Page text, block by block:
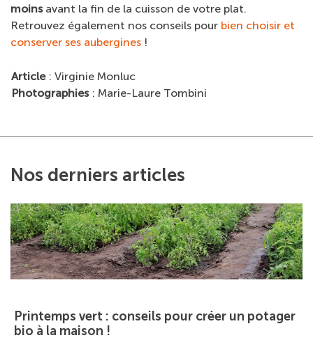
moinsavant la fin de la cuisson de votre plat.
Retrouvez également nos conseils pour bien choisir et
conserver ses aubergines !
Article: Virginie Monluc
Photographies: Marie-Laure Tombini
Nos derniers articles
Printemps vert : conseils pour créer un potager
bio à la maison !